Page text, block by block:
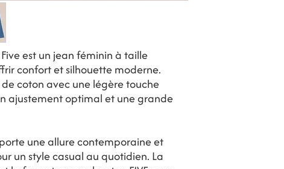
est un jean féminin à taille
confort et silhouette moderne.
coton avec une légère touche
ajustement optimal et une grande
une allure contemporaine et
un style casual au quotidien. La